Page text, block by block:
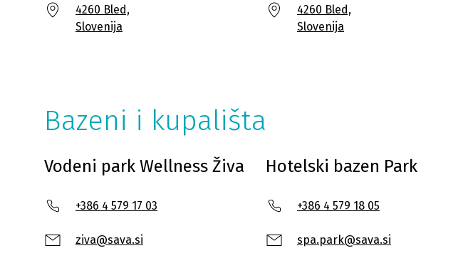
4260 Bled,
Slovenija
4260 Bled,
Slovenija
Bazeni i kupališta
Vodeni park Wellness Živa
+386 4 579 17 03
ziva@sava.si
Hotelski bazen Park
+386 4 579 18 05
spa.park@sava.si